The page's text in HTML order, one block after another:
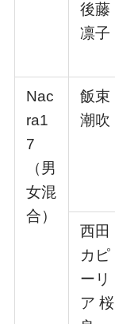
後藤
凛⼦
Nac
ra1
7
（男
⼥混
合）
飯束
潮吹
⻄⽥
カピ
ーリ
ア 桜